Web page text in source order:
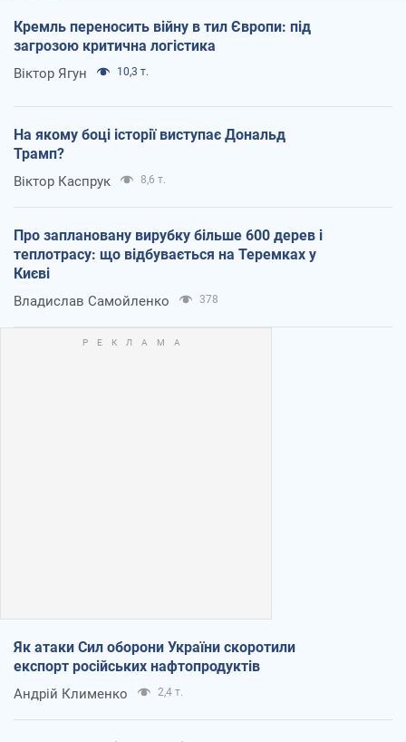
Кремль переносить війну в тил Європи: під
загрозою критична логістика
Віктор Ягун 10,3 т.
На якому боці історії виступає Дональд
Трамп?
Віктор Каспрук 8,6 т.
Про заплановану вирубку більше 600 дерев і
теплотрасу: що відбувається на Теремках у
Києві
Владислав Самойленко 378
Як атаки Сил оборони України скоротили
експорт російських нафтопродуктів
Андрій Клименко 2,4 т.